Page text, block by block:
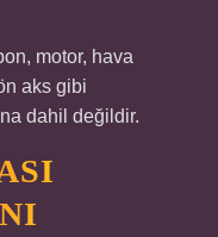
motor, hava
aks gibi
dahil değildir.